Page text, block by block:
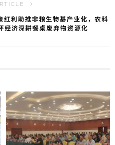
利助推非粮生物基产业化，农科
经济深耕餐桌废弃物资源化